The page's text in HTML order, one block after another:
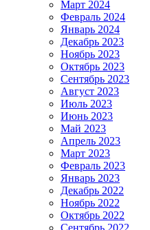
Март 2024
Февраль 2024
Январь 2024
Декабрь 2023
Ноябрь 2023
Октябрь 2023
Сентябрь 2023
Август 2023
Июль 2023
Июнь 2023
Май 2023
Апрель 2023
Март 2023
Февраль 2023
Январь 2023
Декабрь 2022
Ноябрь 2022
Октябрь 2022
Сентябрь 2022